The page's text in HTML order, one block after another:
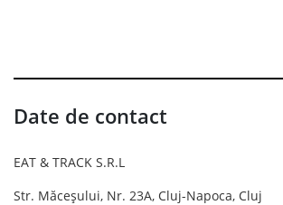
Date de contact
EAT & TRACK S.R.L
Str. Măceșului, Nr. 23A, Cluj-Napoca, Cluj